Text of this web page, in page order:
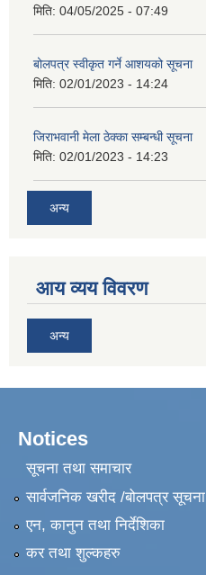
मिति: 04/05/2025 - 07:49
बोलपत्र स्वीकृत गर्ने आशयको सूचना
मिति: 02/01/2023 - 14:24
जिराभवानी मेला ठेक्का सम्बन्धी सूचना
मिति: 02/01/2023 - 14:23
अन्य
आय व्यय विवरण
अन्य
Notices
सूचना तथा समाचार
सार्वजनिक खरीद /बोलपत्र सूचना
एन, कानुन तथा निर्देशिका
कर तथा शुल्कहरु